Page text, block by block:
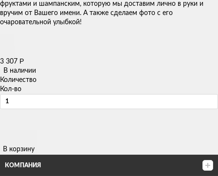
фруктами и шампанским, которую мы доставим лично в руки и
вручим от Вашего имени. А также сделаем фото с его
очаровательной улыбкой!
3 307 Р
В наличии
Количество
Кол-во
В корзину
КОМПАНИЯ